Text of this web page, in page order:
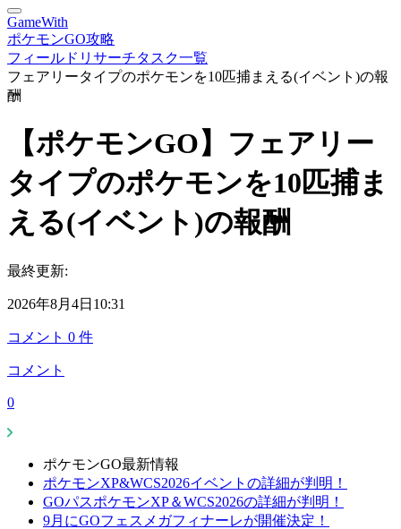
GameWith
ポケモンGO攻略
フィールドリサーチタスク一覧
フェアリータイプのポケモンを10匹捕まえる(イベント)の報
酬
【ポケモンGO】フェアリー
タイプのポケモンを10匹捕ま
える(イベント)の報酬
最終更新:
2026年8月4日10:31
コメント 0 件
コメント
0
ポケモンGO最新情報
ポケモンXP&WCS2026イベントの詳細が判明！
GOパスポケモンXP＆WCS2026の詳細が判明！
9月にGOフェスメガフィナーレが開催決定！